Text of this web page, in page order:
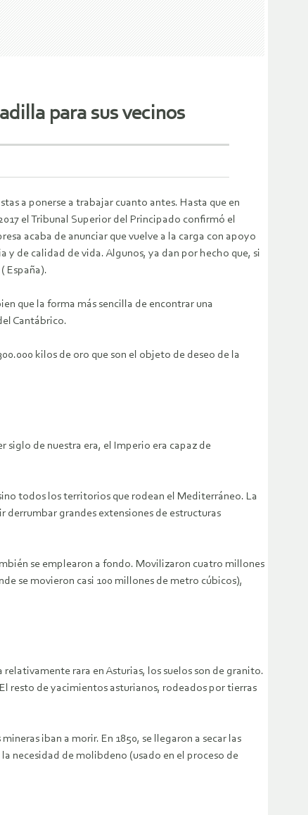
para sus vecinos
a ponerse a trabajar cuanto antes. Hasta que en
el Tribunal Superior del Principado confirmó el
acaba de anunciar que vuelve a la carga con apoyo
de calidad de vida. Algunos, ya dan por hecho que, si
España).
que la forma más sencilla de encontrar una
Cantábrico.
kilos de oro que son el objeto de deseo de la
siglo de nuestra era, el Imperio era capaz de
todos los territorios que rodean el Mediterráneo. La
derrumbar grandes extensiones de estructuras
se emplearon a fondo. Movilizaron cuatro millones
se movieron casi 100 millones de metro cúbicos),
rara en Asturias, los suelos son de granito.
resto de yacimientos asturianos, rodeados por tierras
iban a morir. En 1850, se llegaron a secar las
necesidad de molibdeno (usado en el proceso de